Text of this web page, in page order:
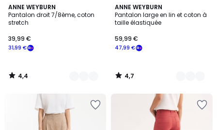
ANNE WEYBURN
Pantalon droit 7/8ème, coton
stretch
€
souscrivez
notre
programme
31,99 €
39,99 €
4,4
/ 5
4
Couleurs
4,4
/
ANNE WEYBURN
Pantalon large en lin et coton à
taille élastiquée
47,99 €
59,99 €
4,7
/ 5
2
Couleurs
4,7
/